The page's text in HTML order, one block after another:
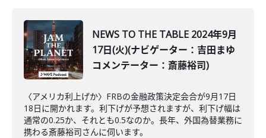
NEWS TO THE TABLE 2024年9月
17日(火)(ナビゲーター：吉田まゆ
コメンテーター：斎藤裕司)
〈アメリカ利上げか〉FRBの金融政策決定会合が9月17日
18日に開かれます。利下げが予想されますが、利下げ幅は
通常の0.25か、それとも0.5なのか。長年、外国為替業務に
携わる斎藤裕司さんに伺います。